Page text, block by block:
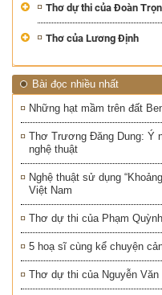
Thơ dự thi của Đoàn
Thơ của Lương Định
Bài đọc nhiều nhất
Những hạt mầm trên đất
Thơ Trương Đăng Dung: Ý
nghệ thuật
Nghệ thuật sử dụng
Việt Nam
Thơ dự thi của Phạm
5 hoạ sĩ cùng kể chuyện
Thơ dự thi của Nguyễn Văn